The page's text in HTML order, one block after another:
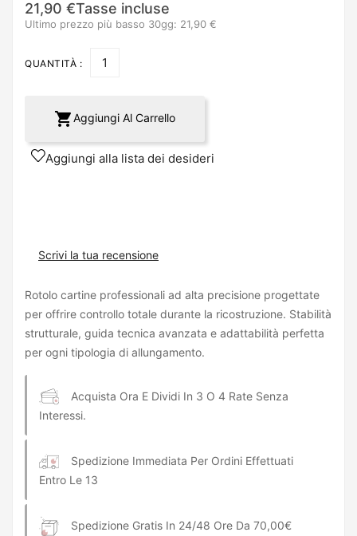
21,90 €Tasse incluse
Ultimo prezzo più basso 30gg: 21,90 €
QUANTITÀ :
Aggiungi Al Carrello
Aggiungi alla lista dei desideri
Scrivi la tua recensione
Rotolo cartine professionali ad alta precisione progettate
per offrire controllo totale durante la ricostruzione. Stabilità
strutturale, guida tecnica avanzata e adattabilità perfetta
per ogni tipologia di allungamento.
Acquista Ora E Dividi In 3 O 4 Rate Senza
Interessi.
Spedizione Immediata Per Ordini Effettuati
Entro Le 13
Spedizione Gratis In 24/48 Ore Da 70,00€